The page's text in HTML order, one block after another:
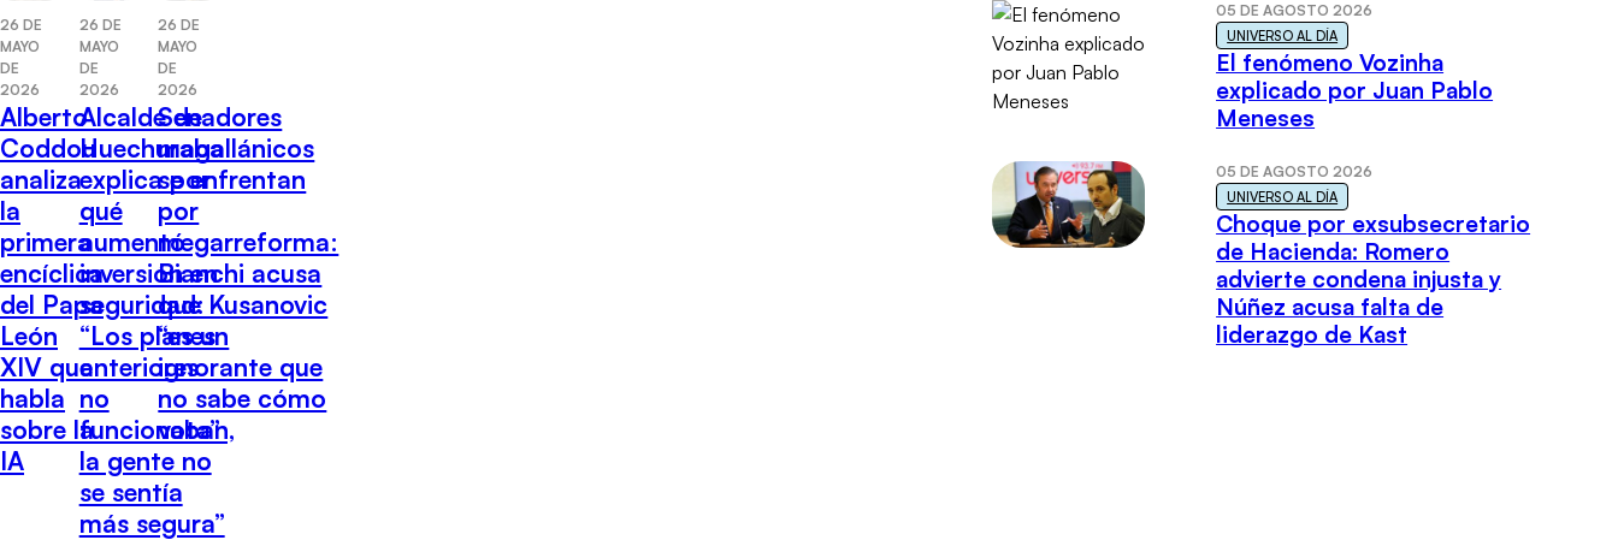
26 DE
MAYO
DE
2026
Alberto
Coddou
analiza
la
primera
encíclica
del Papa
León
XIV que
habla
sobre la
IA
26 DE
MAYO
DE
2026
Alcalde de
Huechuraba
explica por
qué
aumentó
inversión en
seguridad:
“Los planes
anteriores
no
funcionaban,
la gente no
se sentía
más segura”
26 DE
MAYO
DE
2026
Senadores
magallánicos
se enfrentan
por
megarreforma:
Bianchi acusa
que Kusanovic
“es un
ignorante que
no sabe cómo
vota”
05 DE AGOSTO 2026
UNIVERSO AL DÍA
El fenómeno Vozinha
explicado por Juan Pablo
Meneses
05 DE AGOSTO 2026
UNIVERSO AL DÍA
Choque por exsubsecretario
de Hacienda: Romero
advierte condena injusta y
Núñez acusa falta de
liderazgo de Kast